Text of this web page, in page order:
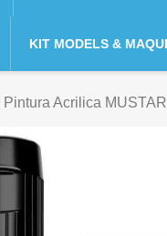
KIT MODELS &
Pintura Acrilica